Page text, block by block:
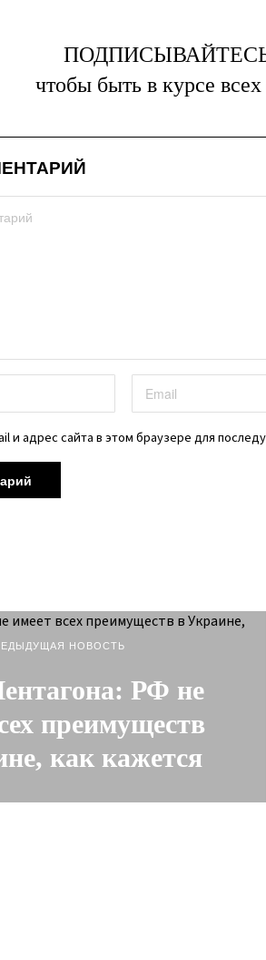
ПОДПИСЫВАЙТЕСЬ
чтобы быть в курсе
и адрес сайта в этом браузере для
НОВОСТЬ
РФ не
преимуществ
как кажется